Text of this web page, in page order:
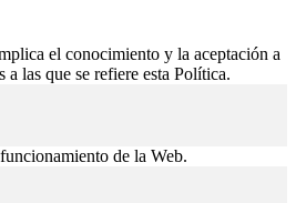
el conocimiento y la aceptación a
las que se refiere esta Política.
de la Web.